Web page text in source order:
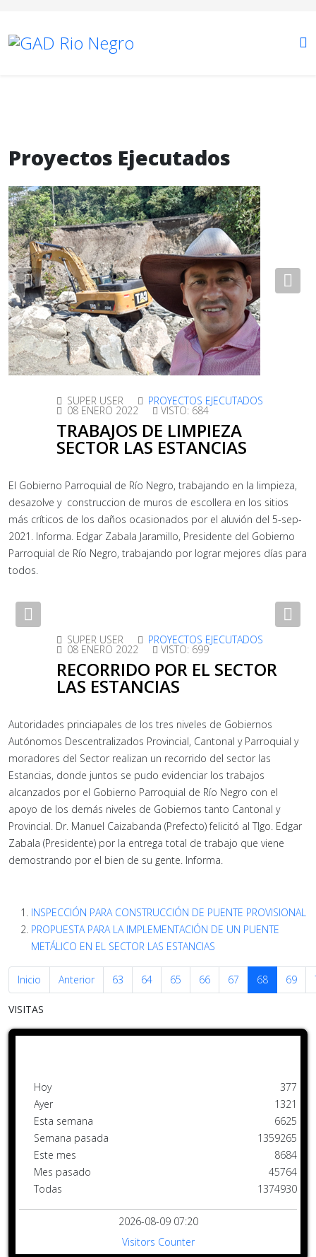
Proyectos Ejecutados
Previous
SUPER USER PROYECTOS EJECUTADOS
08 ENERO 2022 VISTO: 684
TRABAJOS DE LIMPIEZA
SECTOR LAS ESTANCIAS
El Gobierno Parroquial de Río Negro, trabajando en la limpieza,
desazolve y construccion de muros de escollera en los sitios
más críticos de los daños ocasionados por el aluvión del 5-sep-
2021. Informa. Edgar Zabala Jaramillo, Presidente del Gobierno
Parroquial de Río Negro, trabajando por lograr mejores días para
todos.
Previous
SUPER USER PROYECTOS EJECUTADOS
08 ENERO 2022 VISTO: 699
RECORRIDO POR EL SECTOR
LAS ESTANCIAS
Autoridades princiapales de los tres niveles de Gobiernos
Autónomos Descentralizados Provincial, Cantonal y Parroquial y
moradores del Sector realizan un recorrido del sector las
Estancias, donde juntos se pudo evidenciar los trabajos
alcanzados por el Gobierno Parroquial de Río Negro con el
apoyo de los demás niveles de Gobiernos tanto Cantonal y
Provincial. Dr. Manuel Caizabanda (Prefecto) felicitó al Tlgo. Edgar
Zabala (Presidente) por la entrega total de trabajo que viene
demostrando por el bien de su gente. Informa.
INSPECCIÓN PARA CONSTRUCCIÓN DE PUENTE PROVISIONAL
PROPUESTA PARA LA IMPLEMENTACIÓN DE UN PUENTE
METÁLICO EN EL SECTOR LAS ESTANCIAS
Inicio Anterior 63 64 65 66 67 68 69
VISITAS
Hoy
Ayer
Esta semana
Semana pasada
Este mes
Mes pasado
Todas
377
1321
6625
1359265
8684
45764
1374930
2026-08-09 07:20
Visitors Counter